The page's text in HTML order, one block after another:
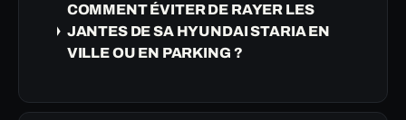
COMMENT ÉVITER DE RAYER LES
JANTES DE SA HYUNDAI STARIA EN
VILLE OU EN PARKING ?